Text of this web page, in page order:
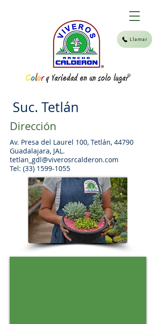
®
Llamar
Suc. Tetlán
Dirección
Av. Presa del Laurel 100, Tetlán, 44790
Guadalajara, JAL.
tetlan_gdl@viverosrcalderon.com
Tel: (33) 1599-1055